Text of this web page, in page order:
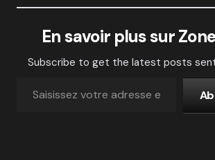
En savoir plus sur
Subscribe to get the latest posts